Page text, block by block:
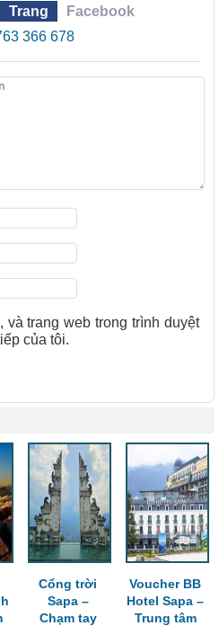
Trang
Facebook
366 678
và trang web trong trình duyệt
của tôi.
Cổng trời
Sapa –
Chạm tay
Voucher BB
Hotel Sapa –
Trung tâm